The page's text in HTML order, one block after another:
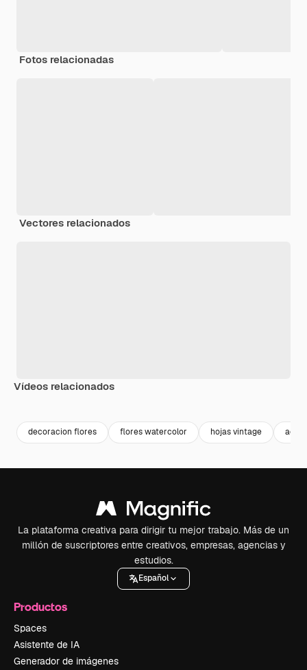
Fotos relacionadas
Vectores relacionados
Vídeos relacionados
decoracion flores flores watercolor hojas vintage
La plataforma creativa para dirigir tu mejor trabajo. Más de un
millón de suscriptores entre creativos, empresas, agencias y
estudios.
Español
Productos
Spaces
Asistente de IA
Generador de imágenes